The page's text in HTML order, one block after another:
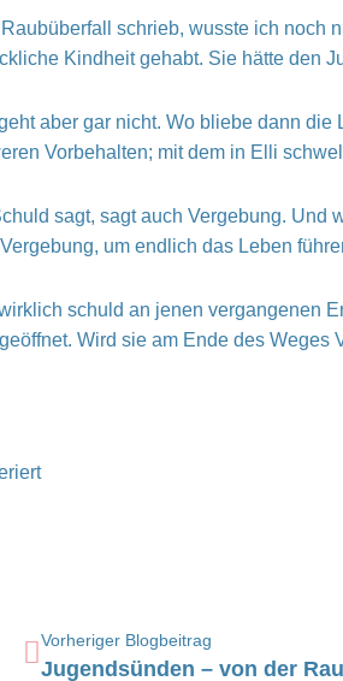
schrieb, wusste ich noch
Kindheit gehabt. Sie hätte den
aber gar nicht. Wo bliebe dann
Vorbehalten; mit dem in Elli
sagt, sagt auch Vergebung. Und
um endlich das Leben
schuld an jenen vergangenen
Wird sie am Ende des
Zurück
Vorheriger Blogbeitrag
Jugendsünden – von der